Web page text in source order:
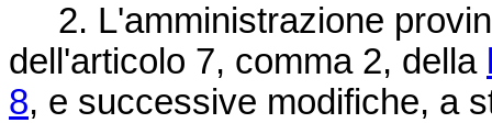
2. L'amministrazione
dell'articolo 7, comma 2, della
8, e successive modifiche, a